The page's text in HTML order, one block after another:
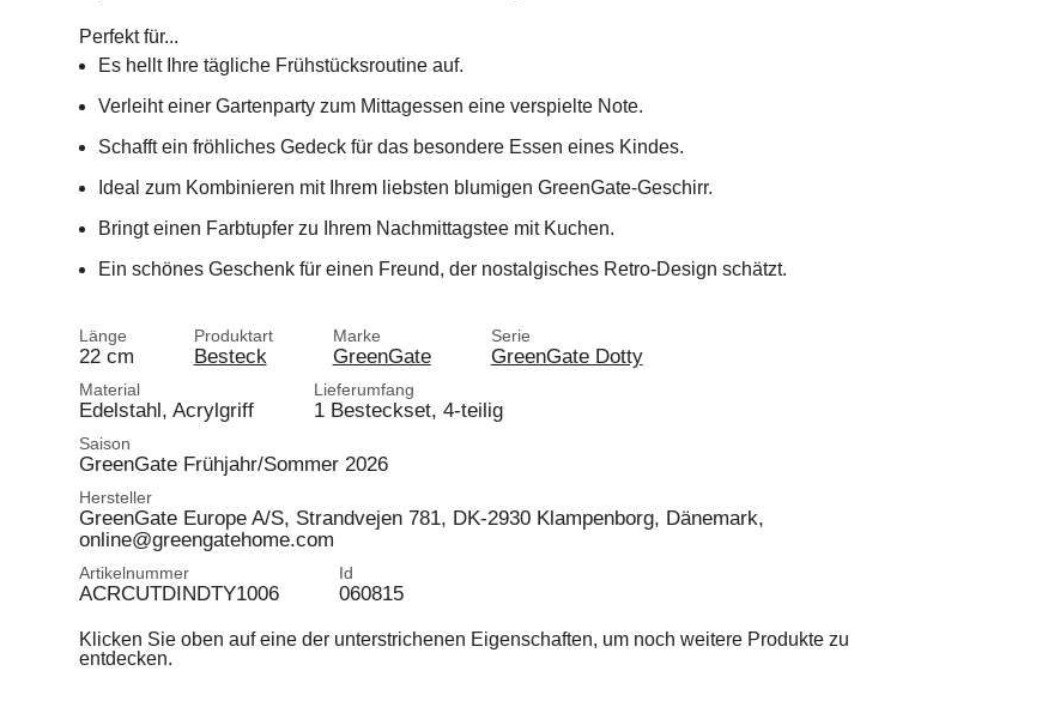
Perfekt für...
Es hellt Ihre tägliche Frühstücksroutine auf.
Verleiht einer Gartenparty zum Mittagessen eine verspielte Note.
Schafft ein fröhliches Gedeck für das besondere Essen eines Kindes.
Ideal zum Kombinieren mit Ihrem liebsten blumigen GreenGate-Geschirr.
Bringt einen Farbtupfer zu Ihrem Nachmittagstee mit Kuchen.
Ein schönes Geschenk für einen Freund, der nostalgisches Retro-Design schätzt.
Länge
22 cm
Produktart
Besteck
Marke
GreenGate
Serie
GreenGate Dotty
Material
Edelstahl, Acrylgriff
Lieferumfang
1 Besteckset, 4-teilig
Saison
GreenGate Frühjahr/Sommer 2026
Hersteller
GreenGate Europe A/S, Strandvejen 781, DK-2930 Klampenborg, Dänemark,
online@greengatehome.com
Artikelnummer
ACRCUTDINDTY1006
Id
060815
Klicken Sie oben auf eine der unterstrichenen Eigenschaften, um noch weitere Produkte zu
entdecken.